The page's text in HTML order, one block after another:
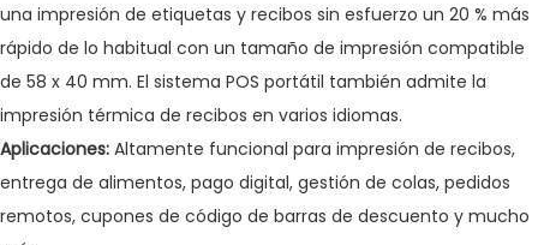
una impresión de etiquetas y recibos sin esfuerzo un 20 % más
rápido de lo habitual con un tamaño de impresión compatible
de 58 x 40 mm. El sistema POS portátil también admite la
impresión térmica de recibos en varios idiomas.
Aplicaciones: Altamente funcional para impresión de recibos,
entrega de alimentos, pago digital, gestión de colas, pedidos
remotos, cupones de código de barras de descuento y mucho